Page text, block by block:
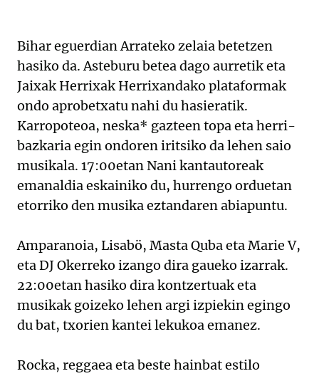
Bihar eguerdian Arrateko zelaia betetzen
hasiko da. Asteburu betea dago aurretik eta
Jaixak Herrixak Herrixandako plataformak
ondo aprobetxatu nahi du hasieratik.
Karropoteoa, neska* gazteen topa eta herri-
bazkaria egin ondoren iritsiko da lehen saio
musikala. 17:00etan Nani kantautoreak
emanaldia eskainiko du, hurrengo orduetan
etorriko den musika eztandaren abiapuntu.
Amparanoia, Lisabö, Masta Quba eta Marie V,
eta DJ Okerreko izango dira gaueko izarrak.
22:00etan hasiko dira kontzertuak eta
musikak goizeko lehen argi izpiekin egingo
du bat, txorien kantei lekukoa emanez.
Rocka, reggaea eta beste hainbat estilo